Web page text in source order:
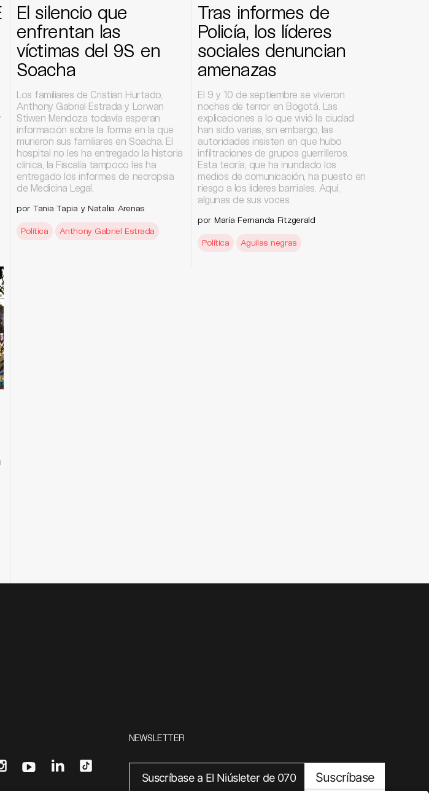
El silencio que
enfrentan las
víctimas del 9S en
Soacha
Los familiares de Cristian Hurtado,
Anthony Gabriel Estrada y Lorwan
Stiwen Mendoza todavía esperan
información sobre la forma en la que
murieron sus familiares en Soacha. El
hospital no les ha entregado la historia
clínica, la Fiscalía tampoco les ha
entregado los informes de necropsia
de Medicina Legal.
por Tania Tapia y Natalia Arenas
Política Anthony Gabriel Estrada
Tras informes de
Policía, los líderes
sociales denuncian
amenazas
El 9 y 10 de septiembre se vivieron
noches de terror en Bogotá. Las
explicaciones a lo que vivió la ciudad
han sido varias, sin embargo, las
autoridades insisten en que hubo
infiltraciones de grupos guerrilleros.
Esta teoría, que ha inundado los
medios de comunicación, ha puesto en
riesgo a los líderes barriales. Aquí,
algunas de sus voces.
por María Fernanda Fitzgerald
Política Aguilas negras
NEWSLETTER
Suscríbase